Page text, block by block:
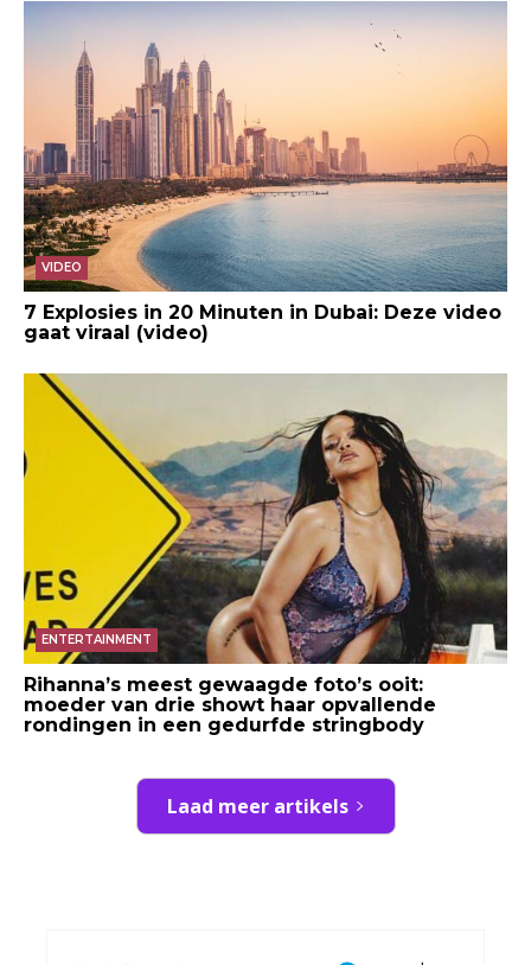
VIDEO
7 Explosies in 20 Minuten in Dubai: Deze video
gaat viraal (video)
ENTERTAINMENT
Rihanna’s meest gewaagde foto’s ooit:
moeder van drie showt haar opvallende
rondingen in een gedurfde stringbody
Laad meer artikels